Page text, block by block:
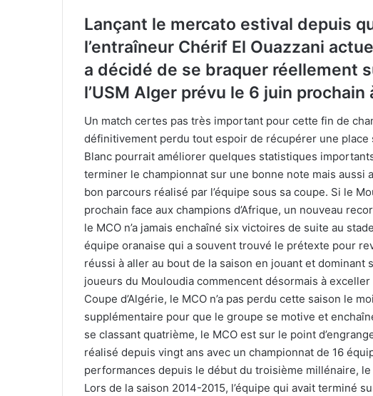
Lançant le mercato estival depuis
l’entraîneur Chérif El Ouazzani
a décidé de se braquer réellement
l’USM Alger prévu le 6 juin
Un match certes pas très important pour cette fin de
définitivement perdu tout espoir de récupérer une
Blanc pourrait améliorer quelques statistiques
terminer le championnat sur une bonne note mais aussi
bon parcours réalisé par l’équipe sous sa coupe. Si le
prochain face aux champions d’Afrique, un nouveau
le MCO n’a jamais enchaîné six victoires de suite au
équipe oranaise qui a souvent trouvé le prétexte pour
réussi à aller au bout de la saison en jouant et dominant
joueurs du Mouloudia commencent désormais à
Coupe d’Algérie, le MCO n’a pas perdu cette saison le
supplémentaire pour que le groupe se motive et
se classant quatrième, le MCO est sur le point
réalisé depuis vingt ans avec un championnat de 16
performances depuis le début du troisième millénaire, le
Lors de la saison 2014-2015, l’équipe qui avait terminé